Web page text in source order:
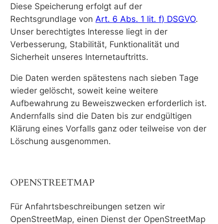
Diese Speicherung erfolgt auf der
Rechtsgrundlage vonArt. 6 Abs. 1 lit. f) DSGVO.
Unser berechtigtes Interesse liegt in der
Verbesserung, Stabilität, Funktionalität und
Sicherheit unseres Internetauftritts.
Die Daten werden spätestens nach sieben Tage
wieder gelöscht, soweit keine weitere
Aufbewahrung zu Beweiszwecken erforderlich ist.
Andernfalls sind die Daten bis zur endgültigen
Klärung eines Vorfalls ganz oder teilweise von der
Löschung ausgenommen.
OPENSTREETMAP
Für Anfahrtsbeschreibungen setzen wir
OpenStreetMap, einen Dienst der OpenStreetMap